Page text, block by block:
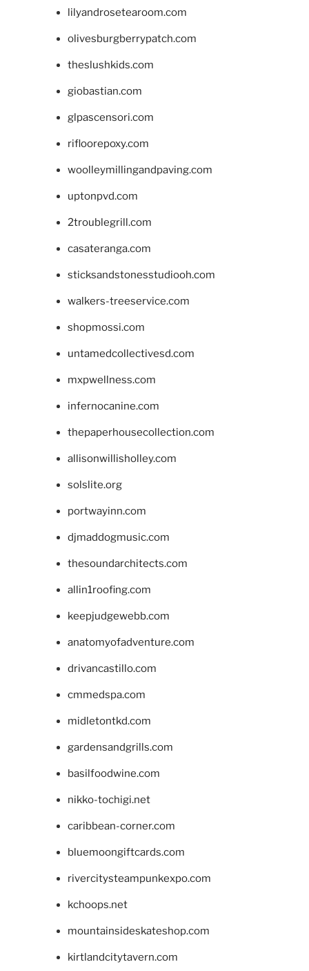
lilyandrosetearoom.com
olivesburgberrypatch.com
theslushkids.com
giobastian.com
glpascensori.com
rifloorepoxy.com
woolleymillingandpaving.com
uptonpvd.com
2troublegrill.com
casateranga.com
sticksandstonesstudiooh.com
walkers-treeservice.com
shopmossi.com
untamedcollectivesd.com
mxpwellness.com
infernocanine.com
thepaperhousecollection.com
allisonwillisholley.com
solslite.org
portwayinn.com
djmaddogmusic.com
thesoundarchitects.com
allin1roofing.com
keepjudgewebb.com
anatomyofadventure.com
drivancastillo.com
cmmedspa.com
midletontkd.com
gardensandgrills.com
basilfoodwine.com
nikko-tochigi.net
caribbean-corner.com
bluemoongiftcards.com
rivercitysteampunkexpo.com
kchoops.net
mountainsideskateshop.com
kirtlandcitytavern.com